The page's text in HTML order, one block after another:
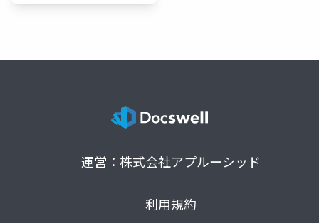
運営：株式会社アプルーシッド
利用規約